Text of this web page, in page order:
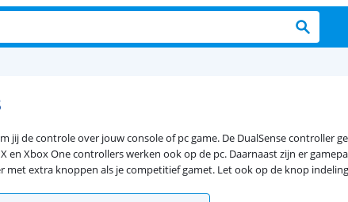
jij de controle over jouw console of pc game. De DualSense controller
X en Xbox One controllers werken ook op de pc. Daarnaast zijn er
met extra knoppen als je competitief gamet. Let ook op de knop